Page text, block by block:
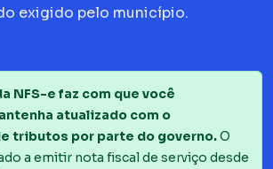
exigido pelo município.
NFS-e faz com que você
atualizado com o
tributos por parte do governo.O
a emitir nota fiscal de serviço desde